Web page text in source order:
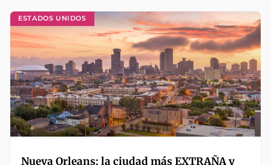
ESTADOS UNIDOS
Nueva Orleans: la ciudad más EXTRAÑA y